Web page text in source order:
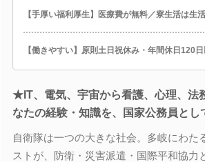
【手厚い福利厚生】医療費が無料／寮生活は生
【働きやすい】原則土日祝休み・年間休日120日
★IT、電気、宇宙から看護、心理、法
なたの経験・知識を、国家公務員とし
自衛隊は一つの大きな社会。多岐にわた
ストが、防衛・災害派遣・国際平和協力